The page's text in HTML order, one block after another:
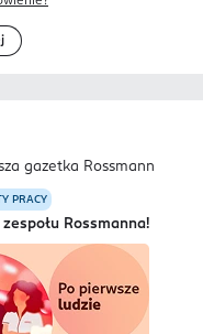
PRACY
zespołu Rossmanna!